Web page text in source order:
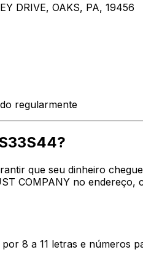
DRIVE, OAKS, PA, 19456
regularmente
que seu dinheiro
COMPANY no
8 a 11 letras e números